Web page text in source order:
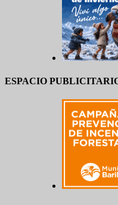
ESPACIO